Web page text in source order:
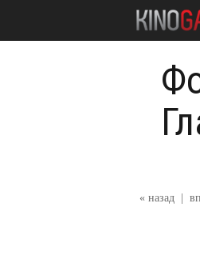
« назад